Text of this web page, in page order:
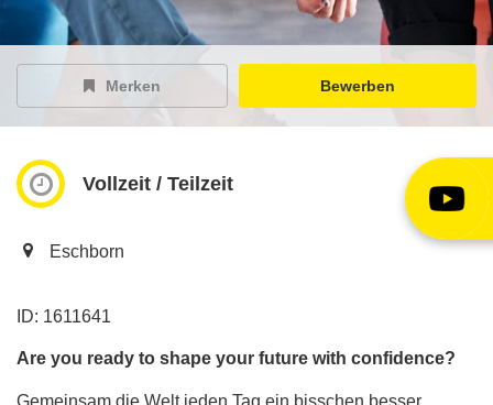
EY Joblight
Merken Bewerben
Vollzeit / Teilzeit
Eschborn
ID: 1611641
Are you ready to shape your future with confidence?